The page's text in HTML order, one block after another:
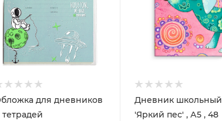
для дневников
тетрадей
Дневник школьный
'Яркий пес' , А5 , 48